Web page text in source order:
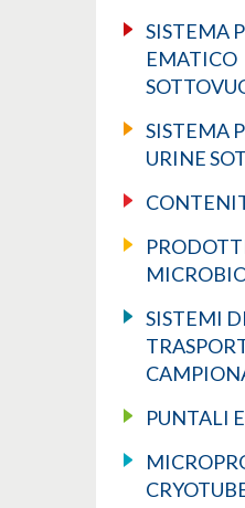
SISTEMA
EMATICO
SISTEMA
URINE
SISTEMI DI
PUNTALI